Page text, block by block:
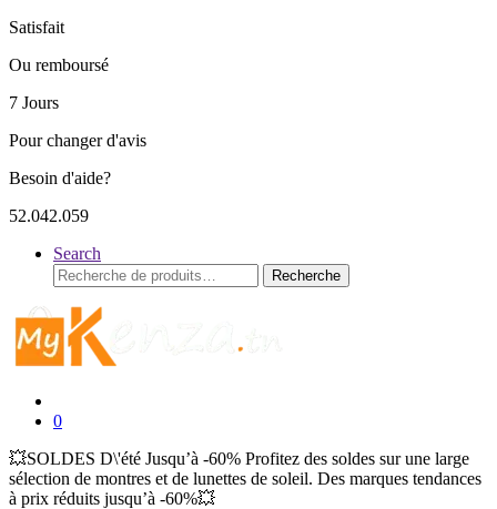
Satisfait
Ou remboursé
7 Jours
Pour changer d'avis
Besoin d'aide?
52.042.059
Search
Recherche
pour :
Recherche
0
💥SOLDES D\'été Jusqu’à -60% Profitez des soldes sur une large
sélection de montres et de lunettes de soleil. Des marques tendances
à prix réduits jusqu’à -60%💥